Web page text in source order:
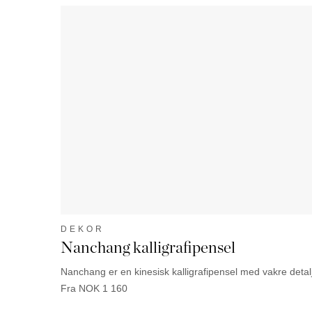
DEKOR
Nanchang kalligrafipensel
Nanchang er en kinesisk kalligrafipensel med vakre
Fra NOK 1 160